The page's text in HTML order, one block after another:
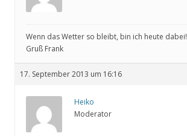
Wenn das Wetter so bleibt, bin ich heute dabei!
Gruß Frank
17. September 2013 um 16:16
Heiko
Moderator